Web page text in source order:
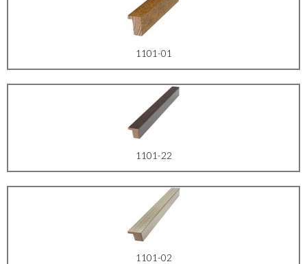
1101-01
1101-22
1101-02